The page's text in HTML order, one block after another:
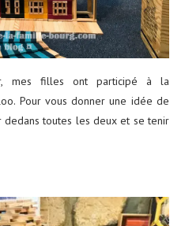
mes filles ont participé à la
Pour vous donner une idée de
toutes les deux et se tenir